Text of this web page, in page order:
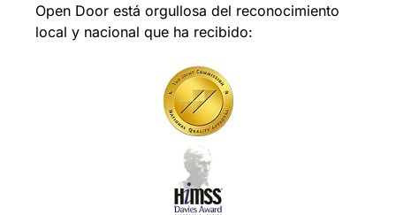
Open Door está orgullosa del reconocimiento
local y nacional que ha recibido: